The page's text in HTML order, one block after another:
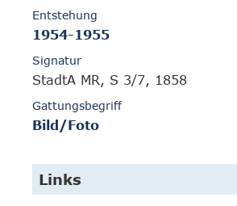
Entstehung
1954-1955
Signatur
StadtA MR, S 3/7, 1858
Gattungsbegriff
Bild/Foto
Links